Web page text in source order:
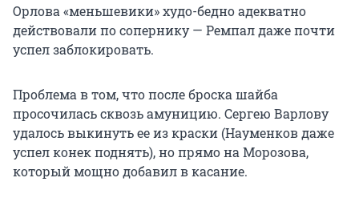
Орлова «меньшевики» худо-бедно адекватно
действовали по сопернику — Ремпал даже почти
успел заблокировать.
Проблема в том, что после броска шайба
просочилась сквозь амуницию. Сергею Варлову
удалось выкинуть ее из краски (Науменков даже
успел конек поднять), но прямо на Морозова,
который мощно добавил в касание.